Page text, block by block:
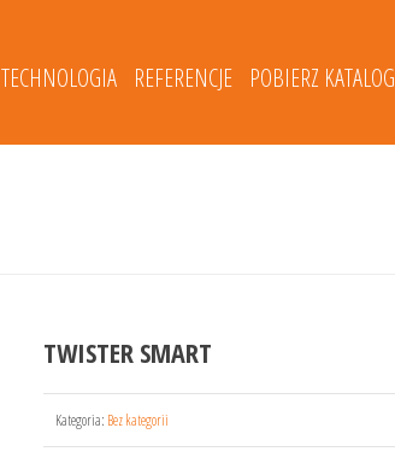
TECHNOLOGIA REFERENCJE POBIERZ KATALOG
TWISTER SMART
Kategoria: Bez kategorii